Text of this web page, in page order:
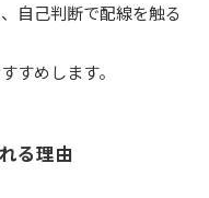
自己判断で配線を触る
すめします。
る理由